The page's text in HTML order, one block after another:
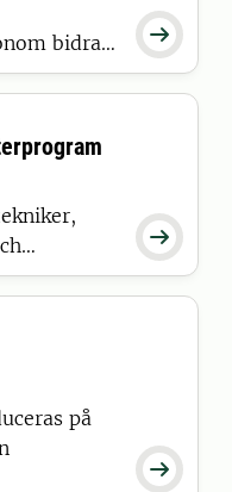

bidrar
av våra

etiska
Läs en
och bidra

på